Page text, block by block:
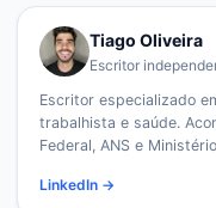
Tiago Oliveira
Escritor
Escritor especializado
trabalhista e saúde.
Federal, ANS e
LinkedIn →